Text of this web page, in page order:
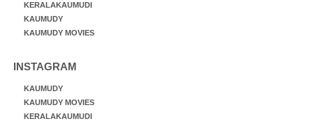
KERALAKAUMUDI
KAUMUDY
KAUMUDY MOVIES
INSTAGRAM
KAUMUDY
KAUMUDY MOVIES
KERALAKAUMUDI